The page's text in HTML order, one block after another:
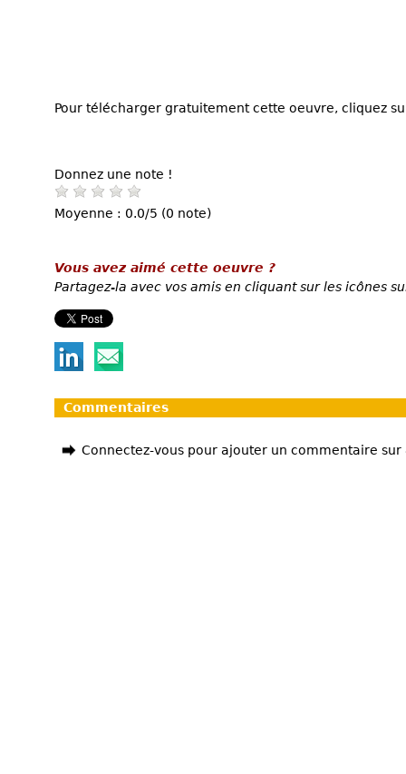
Pour télécharger gratuitement cette oeuvre, cliquez
Donnez une note !
Moyenne : 0.0/5 (0 note)
Vous avez aimé cette oeuvre ?
Partagez-la avec vos amis en cliquant sur les icônes
Commentaires
Connectez-vous pour ajouter un commentaire sur